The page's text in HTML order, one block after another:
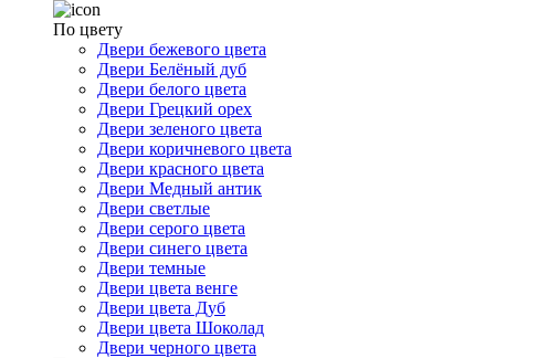
По цвету
Двери бежевого цвета
Двери Белёный дуб
Двери белого цвета
Двери Грецкий орех
Двери зеленого цвета
Двери коричневого цвета
Двери красного цвета
Двери Медный антик
Двери светлые
Двери серого цвета
Двери синего цвета
Двери темные
Двери цвета венге
Двери цвета Дуб
Двери цвета Шоколад
Двери черного цвета